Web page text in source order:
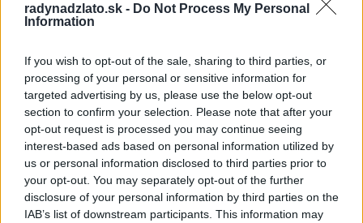
radynadzlato.sk - Do Not Process My Personal
Information
If you wish to opt-out of the sale, sharing to third parties, or
processing of your personal or sensitive information for
targeted advertising by us, please use the below opt-out
section to confirm your selection. Please note that after your
opt-out request is processed you may continue seeing
interest-based ads based on personal information utilized by
us or personal information disclosed to third parties prior to
your opt-out. You may separately opt-out of the further
disclosure of your personal information by third parties on the
IAB’s list of downstream participants. This information may
august 2024
jún 2024
apríl 2024
marec 2024
február 2024
január 2024